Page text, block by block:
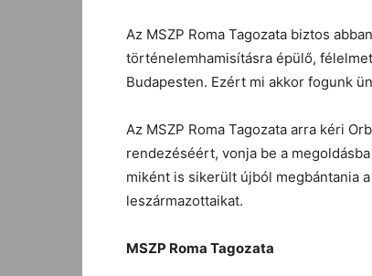
Az MSZP Roma Tagozata biztos
történelemhamisításra épülő,
Budapesten. Ezért mi akkor fogunk
Az MSZP Roma Tagozata arra kéri
rendezéséért, vonja be a
miként is sikerült újból megbántania
leszármazottaikat.
MSZP Roma Tagozata